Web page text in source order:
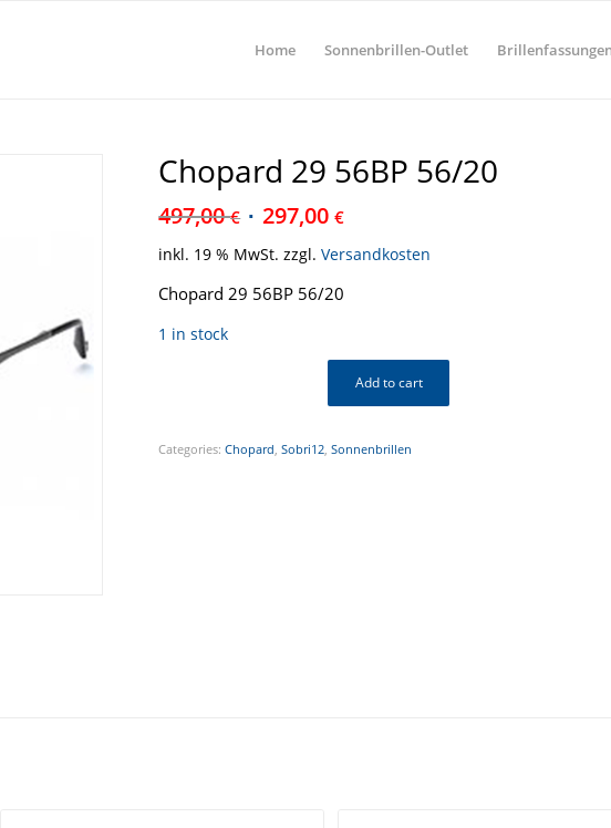
Home Sonnenbrillen-Outlet
Chopard 29 56BP 56/20
497,00€ 297,00€
inkl. 19 % MwSt. zzgl.Versandkosten
Chopard 29 56BP 56/20
1 in stock
Add to cart
Categories:Chopard ,Sobri12 ,Sonnenbrillen